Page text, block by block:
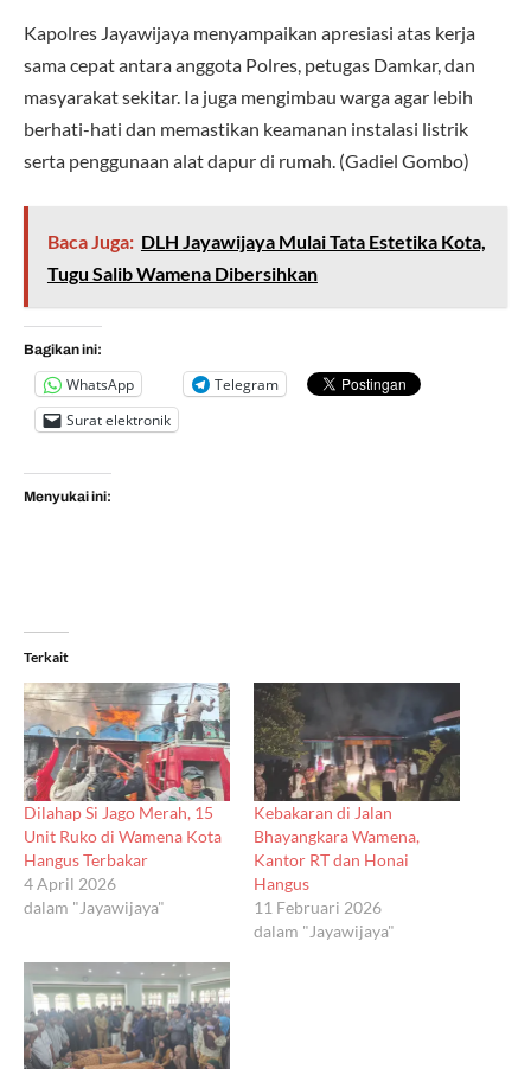
Kapolres Jayawijaya menyampaikan apresiasi atas kerja
sama cepat antara anggota Polres, petugas Damkar, dan
masyarakat sekitar. Ia juga mengimbau warga agar lebih
berhati-hati dan memastikan keamanan instalasi listrik
serta penggunaan alat dapur di rumah. (Gadiel Gombo)
Baca Juga: DLH Jayawijaya Mulai Tata Estetika Kota,
Tugu Salib Wamena Dibersihkan
Bagikan ini:
WhatsApp
Telegram
Surat elektronik
Menyukai ini:
Terkait
Dilahap Si Jago Merah, 15
Unit Ruko di Wamena Kota
Hangus Terbakar
4 April 2026
dalam "Jayawijaya"
Kebakaran di Jalan
Bhayangkara Wamena,
Kantor RT dan Honai
Hangus
11 Februari 2026
dalam "Jayawijaya"